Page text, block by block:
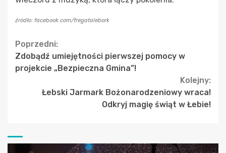
źródło: facebook.com/fregatalebork
Continue
Reading
Poprzedni:
Zdobądź umiejętności pierwszej pomocy w
projekcie „Bezpieczna Gmina”!
Kolejny:
Łebski Jarmark Bożonarodzeniowy wraca!
Odkryj magię świąt w Łebie!